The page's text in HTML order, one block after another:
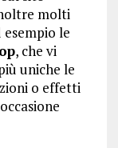
molti
le
, che vi
uniche le
o effetti